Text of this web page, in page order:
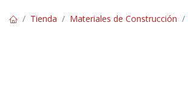
Tienda Materiales de Construcción